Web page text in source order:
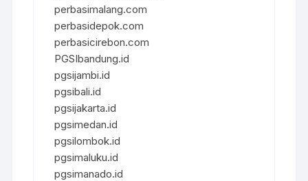
perbasimalang.com
perbasidepok.com
perbasicirebon.com
PGSIbandung.id
pgsijambi.id
pgsibali.id
pgsijakarta.id
pgsimedan.id
pgsilombok.id
pgsimaluku.id
pgsimanado.id